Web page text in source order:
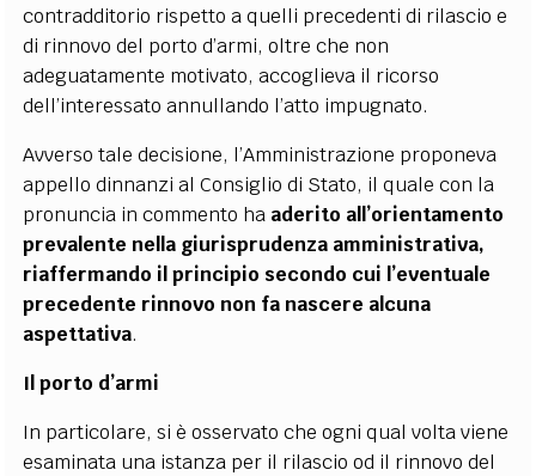
contradditorio rispetto a quelli precedenti di rilascio e
di rinnovo del porto d’armi, oltre che non
adeguatamente motivato, accoglieva il ricorso
dell’interessato annullando l’atto impugnato.
Avverso tale decisione, l’Amministrazione proponeva
appello dinnanzi al Consiglio di Stato, il quale con la
pronuncia in commento ha aderito all’orientamento
prevalente nella giurisprudenza amministrativa,
riaffermando il principio secondo cui l’eventuale
precedente rinnovo non fa nascere alcuna
aspettativa.
Il porto d’armi
In particolare, si è osservato che ogni qual volta viene
esaminata una istanza per il rilascio od il rinnovo del